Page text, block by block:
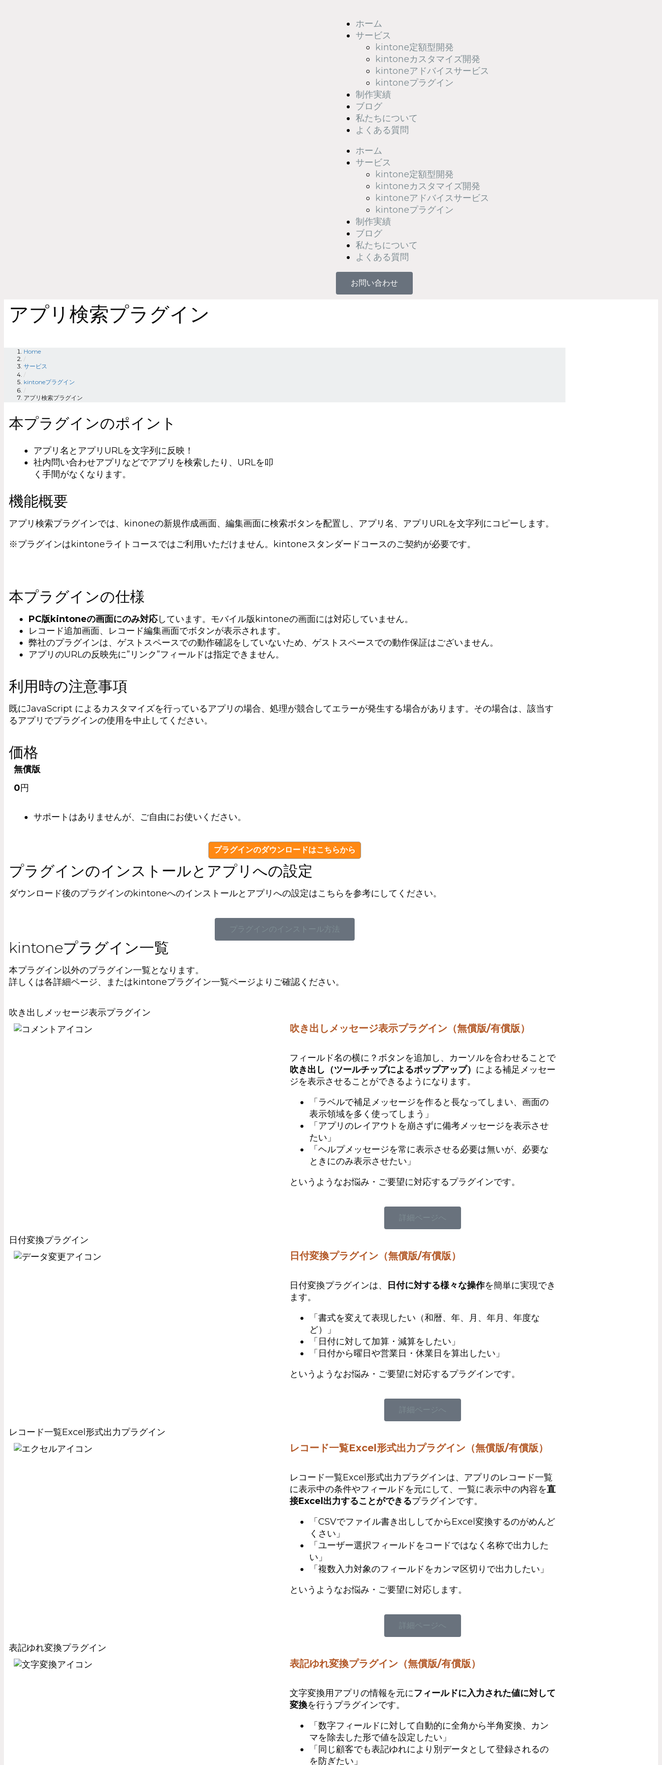
ホーム
サービス
kintone定額型開発
kintoneカスタマイズ開発
kintoneアドバイスサービス
kintoneプラグイン
制作実績
ブログ
私たちについて
よくある質問
ホーム
サービス
kintone定額型開発
kintoneカスタマイズ開発
kintoneアドバイスサービス
kintoneプラグイン
制作実績
ブログ
私たちについて
よくある質問
お問い合わせ
アプリ検索プラグイン
Home
/
サービス
/
kintoneプラグイン
/
アプリ検索プラグイン
本プラグインのポイント
アプリ名とアプリURLを文字列に反映！
社内問い合わせアプリなどでアプリを検索したり、URLを叩
く手間がなくなります。
機能概要
アプリ検索プラグインでは、kinoneの新規作成画面、編集画面に検索ボタンを配置し、アプリ名、アプリURLを文字列にコピーします。
※プラグインはkintoneライトコースではご利用いただけません。kintoneスタンダードコースのご契約が必要です。
本プラグインの仕様
PC版kintoneの画面にのみ対応しています。モバイル版kintoneの画面には対応していません。
レコード追加画面、レコード編集画面でボタンが表示されます。
弊社のプラグインは、ゲストスペースでの動作確認をしていないため、ゲストスペースでの動作保証はございません。
アプリのURLの反映先に”リンク”フィールドは指定できません。
利用時の注意事項
既にJavaScript によるカスタマイズを行っているアプリの場合、処理が競合してエラーが発生する場合があります。その場合は、該当す
るアプリでプラグインの使用を中止してください。
価格
無償版
0円
サポートはありませんが、ご自由にお使いください。
プラグインのダウンロードはこちらから
プラグインのインストールとアプリへの設定
ダウンロード後のプラグインのkintoneへのインストールとアプリへの設定はこちらを参考にしてください。
プラグインのインストール方法
kintoneプラグイン一覧
本プラグイン以外のプラグイン一覧となります。
詳しくは各詳細ページ、またはkintoneプラグイン一覧ページよりご確認ください。
吹き出しメッセージ表示プラグイン
吹き出しメッセージ表示プラグイン（無償版/有償版）
フィールド名の横に？ボタンを追加し、カーソルを合わせることで
吹き出し（ツールチップによるポップアップ） による補足メッセー
ジを表示させることができるようになります。
「ラベルで補足メッセージを作ると長なってしまい、画面の
表示領域を多く使ってしまう」
「アプリのレイアウトを崩さずに備考メッセージを表示させ
たい」
「ヘルプメッセージを常に表示させる必要は無いが、必要な
ときにのみ表示させたい」
というようなお悩み・ご要望に対応するプラグインです。
詳細ページへ
日付変換プラグイン
日付変換プラグイン（無償版/有償版）
日付変換プラグインは、 日付に対する様々な操作を簡単に実現でき
ます。
「書式を変えて表現したい（和暦、年、月、年月、年度な
ど）」
「日付に対して加算・減算をしたい」
「日付から曜日や営業日・休業日を算出したい」
というようなお悩み・ご要望に対応するプラグインです。
詳細ページへ
レコード一覧Excel形式出力プラグイン
レコード一覧Excel形式出力プラグイン（無償版/有償版）
レコード一覧Excel形式出力プラグインは、アプリのレコード一覧
に表示中の条件やフィールドを元にして、一覧に表示中の内容を直
接Excel出力することができるプラグインです。
「CSVでファイル書き出ししてからExcel変換するのがめんど
くさい」
「ユーザー選択フィールドをコードではなく名称で出力した
い」
「複数入力対象のフィールドをカンマ区切りで出力したい」
というようなお悩み・ご要望に対応します。
詳細ページへ
表記ゆれ変換プラグイン
表記ゆれ変換プラグイン（無償版/有償版）
文字変換用アプリの情報を元にフィールドに入力された値に対して
変換を行うプラグインです。
「数字フィールドに対して自動的に全角から半角変換、カン
マを除去した形で値を設定したい」
「同じ顧客でも表記ゆれにより別データとして登録されるの
を防ぎたい」